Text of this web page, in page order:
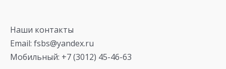
Наши контакты
Email: fsbs@yandex.ru
Мобильный: +7 (3012) 45-46-63